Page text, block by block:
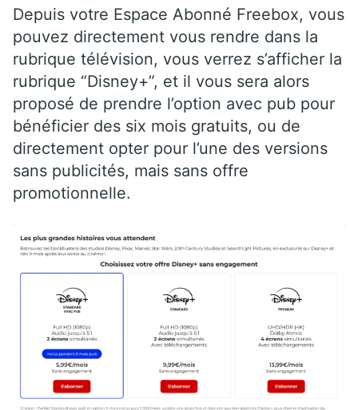
Depuis votre Espace Abonné Freebox, vous
pouvez directement vous rendre dans la
rubrique télévision, vous verrez s’afficher la
rubrique “Disney+”, et il vous sera alors
proposé de prendre l’option avec pub pour
bénéficier des six mois gratuits, ou de
directement opter pour l’une des versions
sans publicités, mais sans offre
promotionnelle.